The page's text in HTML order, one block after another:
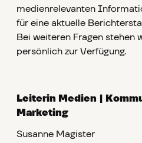
medienrelevanten
für eine aktuelle
Bei weiteren Fragen stehen
persönlich zur Verfügung.
Leiterin Medien |
Marketing
Susanne Magister